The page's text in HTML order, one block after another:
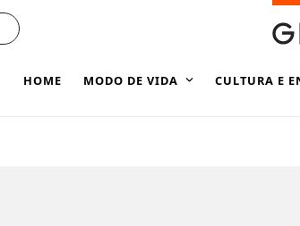
HOME MODO DE VIDA CULTURA E